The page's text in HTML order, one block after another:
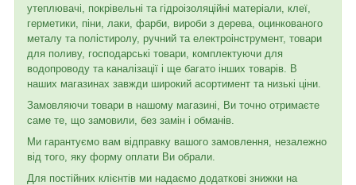
утеплювачі, покрівельні та гідроізоляційні матеріали, клеї,
герметики, піни, лаки, фарби, вироби з дерева, оцинкованого
металу та полістиролу, ручний та електроінструмент, товари
для поливу, господарські товари, комплектуючи для
водопроводу та каналізації і ще багато інших товарів. В
наших магазинах завжди широкий асортимент та низькі ціни.
Замовляючи товари в нашому магазині, Ви точно отримаєте
саме те, що замовили, без замін і обманів.
Ми гарантуємо вам відправку вашого замовлення, незалежно
від того, яку форму оплати Ви обрали.
Для постійних клієнтів ми надаємо додаткові знижки на